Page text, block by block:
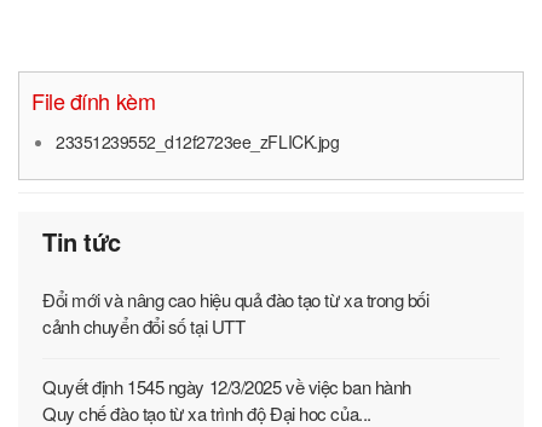
File đính kèm
23351239552_d12f2723ee_zFLICK.jpg
Tin tức
Đổi mới và nâng cao hiệu quả đào tạo từ xa trong bối
cảnh chuyển đổi số tại UTT
Quyết định 1545 ngày 12/3/2025 về việc ban hành
Quy chế đào tạo từ xa trình độ Đại hoc của...